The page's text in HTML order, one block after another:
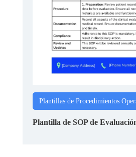
Plantilla de SOP de